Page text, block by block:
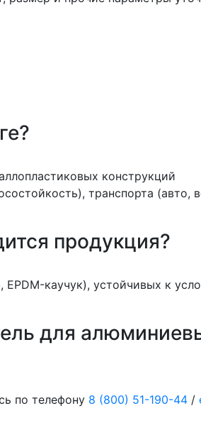
конструкций
транспорта
продукция?
каучук), устойчивых к
для
по телефону 8 (800) 51-190-44 /